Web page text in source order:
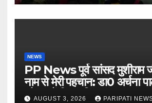
NEWS
PP News पूर्व सांसद मुशीराम
नाम से मेरी पहचान: डा0 अर्चना
चौपाल में दिया परिचय
AUGUST 3, 2026 PARIPATI